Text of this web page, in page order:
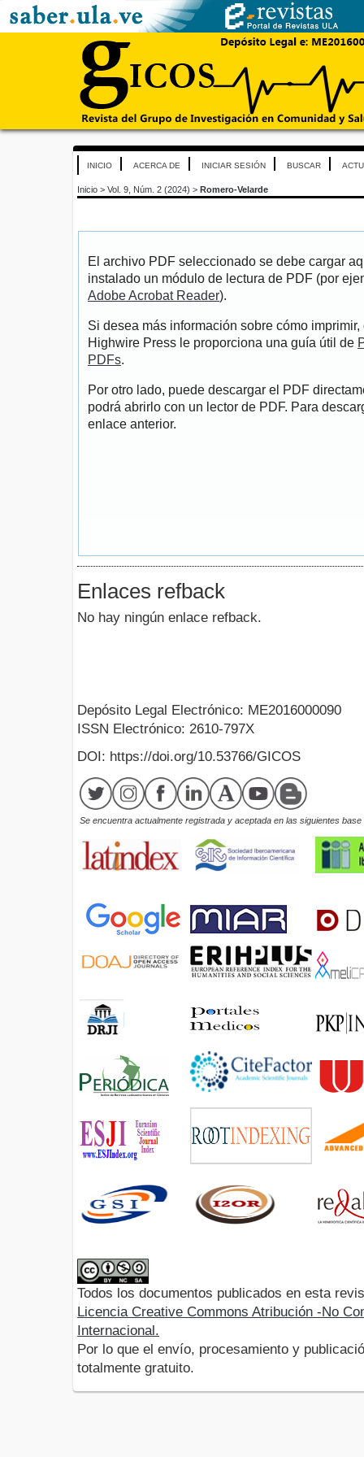
INICIO ACERCA DE INICIAR SESIÓN BUSCAR
Inicio > Vol. 9, Núm. 2 (2024) > Romero-Velarde
El archivo PDF seleccionado se debe cargar
instalado un módulo de lectura de PDF (por
Adobe Acrobat Reader).
Si desea más información sobre cómo
Highwire Press le proporciona una guía útil de
PDFs.
Por otro lado, puede descargar el PDF
podrá abrirlo con un lector de PDF. Para
enlace anterior.
Enlaces refback
No hay ningún enlace refback.
Depósito Legal Electrónico: ME2016000090
ISSN Electrónico: 2610-797X
DOI: https://doi.org/10.53766/GICOS
Se encuentra actualmente registrada y aceptada en las siguientes
Todos los documentos publicados en esta
Licencia Creative Commons Atribución -No
Internacional.
Por lo que el envío, procesamiento y
totalmente gratuito.